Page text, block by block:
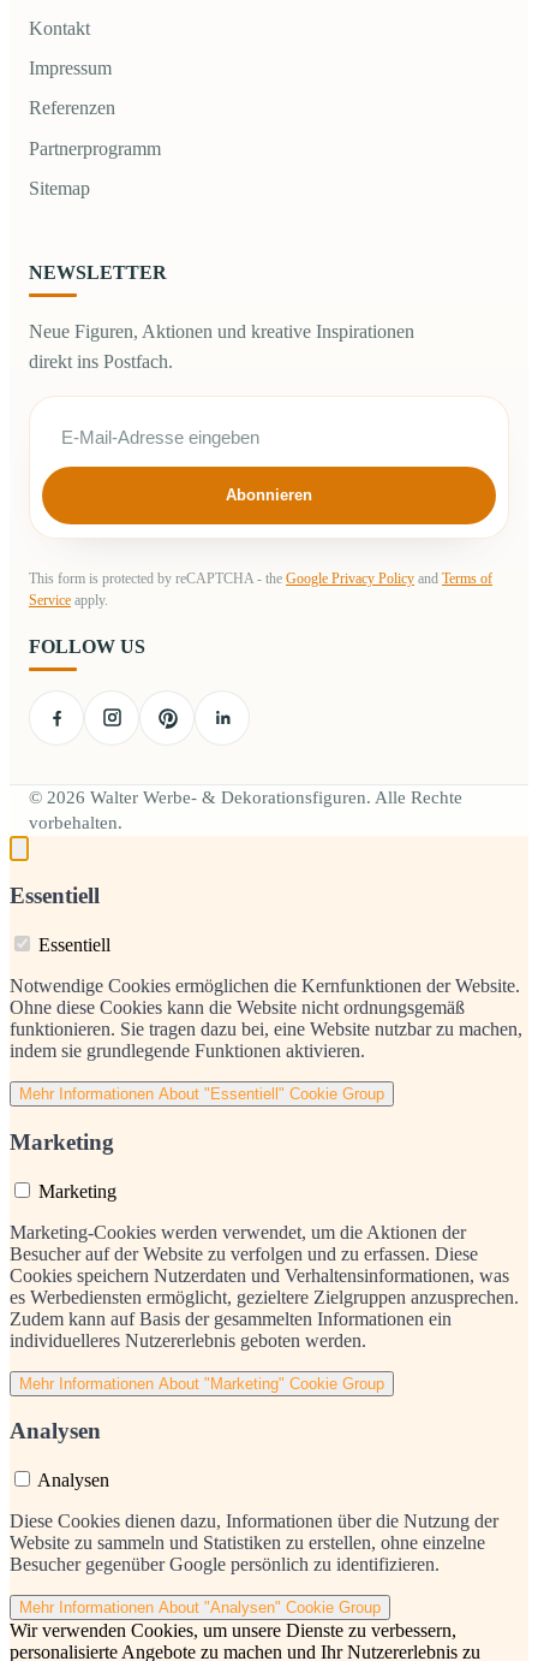
Kontakt
Impressum
Referenzen
Partnerprogramm
Sitemap
NEWSLETTER
Neue Figuren, Aktionen und kreative Inspirationen
direkt ins Postfach.
Abonnieren
This form is protected by reCAPTCHA - the Google Privacy Policy and Terms of
Service apply.
FOLLOW US
© 2026 Walter Werbe- & Dekorationsfiguren. Alle Rechte
vorbehalten.
Essentiell
Essentiell
Notwendige Cookies ermöglichen die Kernfunktionen der Website.
Ohne diese Cookies kann die Website nicht ordnungsgemäß
funktionieren. Sie tragen dazu bei, eine Website nutzbar zu machen,
indem sie grundlegende Funktionen aktivieren.
Mehr Informationen About "Essentiell" Cookie Group
Marketing
Marketing
Marketing-Cookies werden verwendet, um die Aktionen der
Besucher auf der Website zu verfolgen und zu erfassen. Diese
Cookies speichern Nutzerdaten und Verhaltensinformationen, was
es Werbediensten ermöglicht, gezieltere Zielgruppen anzusprechen.
Zudem kann auf Basis der gesammelten Informationen ein
individuelleres Nutzererlebnis geboten werden.
Mehr Informationen About "Marketing" Cookie Group
Analysen
Analysen
Diese Cookies dienen dazu, Informationen über die Nutzung der
Website zu sammeln und Statistiken zu erstellen, ohne einzelne
Besucher gegenüber Google persönlich zu identifizieren.
Mehr Informationen About "Analysen" Cookie Group
Wir verwenden Cookies, um unsere Dienste zu verbessern,
personalisierte Angebote zu machen und Ihr Nutzererlebnis zu